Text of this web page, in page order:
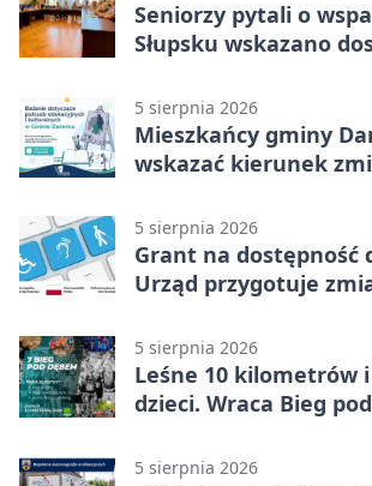
Seniorzy pytali o
Słupsku wskazano
5 sierpnia 2026
Mieszkańcy gminy
wskazać kierunek
5 sierpnia 2026
Grant na dostępność
Urząd przygotuje
5 sierpnia 2026
Leśne 10 kilometrów
dzieci. Wraca Bieg
5 sierpnia 2026